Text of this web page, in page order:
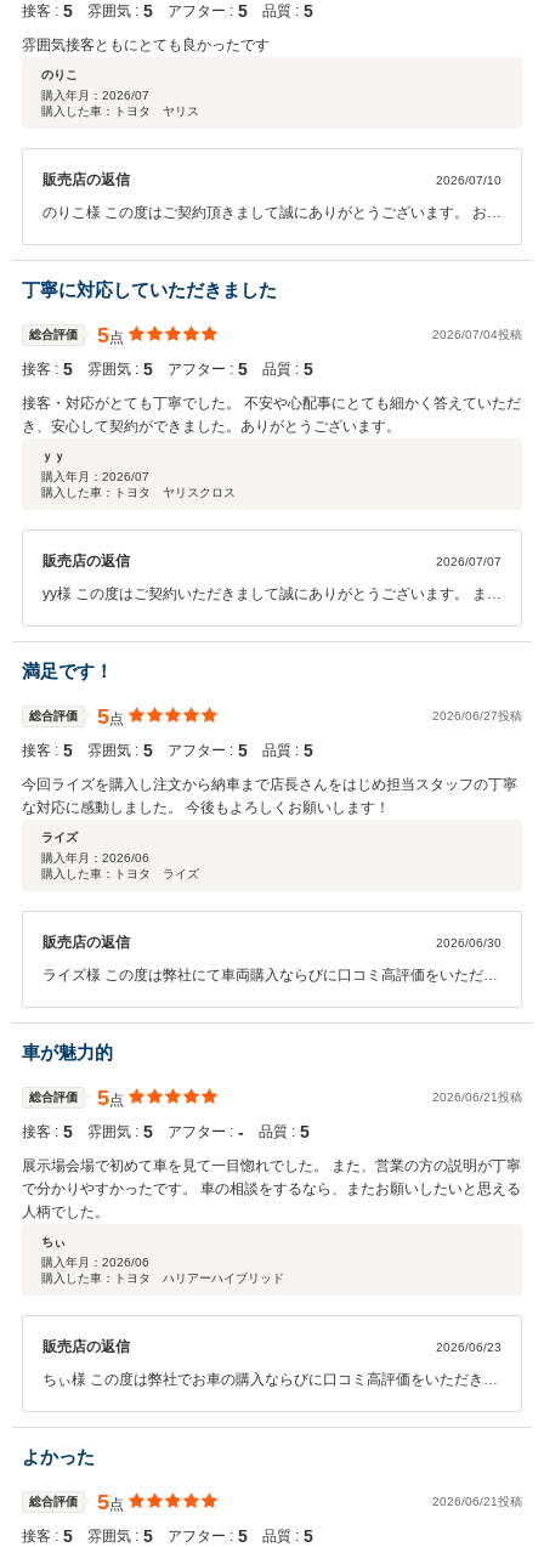
接客 : 5 雰囲気 : 5 アフター : 5 品質 : 5
雰囲気接客ともにとても良かったです
のりこ
購入年月： 2026/07
購入した車：トヨタ ヤリス
販売店の返信 2026/07/10
のりこ様 この度はご契約頂きまして誠にありがとうございます。 お褒
ただきますので何卒宜しくお願い致します。
丁寧に対応していただきました
総合評価 5点 2026/07/04投稿
接客 : 5 雰囲気 : 5 アフター : 5 品質 : 5
接客・対応がとても丁寧でした。 不安や心配事にとても細かく答えていただ
き、安心して契約ができました。ありがとうございます。
ｙｙ
購入年月： 2026/07
購入した車：トヨタ ヤリスクロス
販売店の返信 2026/07/07
yy様 この度はご契約いただきまして誠にありがとうございます。 また
謝しております。 またいつでもお気軽にご来店くださいませ。 今後と
も、どうぞ宜しくお願い致します。
満足です！
総合評価 5点 2026/06/27投稿
接客 : 5 雰囲気 : 5 アフター : 5 品質 : 5
今回ライズを購入し注文から納車まで店長さんをはじめ担当スタッフの丁寧
な対応に感動しました。 今後もよろしくお願いします！
ライズ
購入年月： 2026/06
購入した車：トヨタ ライズ
販売店の返信 2026/06/30
ライズ様 この度は弊社にて車両購入ならびに口コミ高評価をいただき
ローさせていただきます。 今後とも末永いお付き合いをお願い申し上
げます。
車が魅力的
総合評価 5点 2026/06/21投稿
接客 : 5 雰囲気 : 5 アフター : ‐ 品質 : 5
展示場会場で初めて車を見て一目惚れでした。 また、営業の方の説明が丁寧
で分かりやすかったです。 車の相談をするなら、またお願いしたいと思える
人柄でした。
ちぃ
購入年月： 2026/06
購入した車：トヨタ ハリアーハイブリッド
販売店の返信 2026/06/23
ちぃ様 この度は弊社でお車の購入ならびに口コミ高評価をいただき誠
入ってもらいありがとうございました。 お車の説明で丁寧にわかりや
すくを心がけています。 気になる点やご不明な点がございましたらお
りと取り組んで参りますので、 今後とも末永いお付き合いをお願い申
し上げます。
よかった
総合評価 5点 2026/06/21投稿
接客 : 5 雰囲気 : 5 アフター : 5 品質 : 5